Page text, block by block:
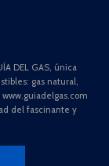
DEL GAS, única
gas natural,
del fascinante y